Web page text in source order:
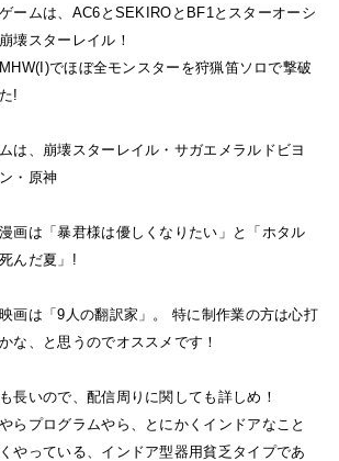
ームは、AC6とSEKIROとBF1とスターオーシ
壊スターレイル！
でほぼ全モンスターを狩猟笛ソロで撃破
!
は、崩壊スターレイル・サガエメラルドビヨ
・原神
画は「暴君様は優しくなりたい」と「ホタル
んだ夏」!
画は「9人の翻訳家」。 特に制作業の方は心打
な、と思うのでオススメです！
長いので、配信周りに関しても詳しめ！
らプログラムやら、とにかくインドアなこと
やっている、インドア型器用貧乏タイプであ